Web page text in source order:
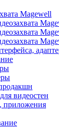
Magewell
видеостен
приложения